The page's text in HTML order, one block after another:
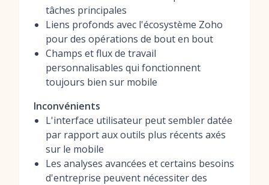
tâches principales
Liens profonds avec l'écosystème Zoho
pour des opérations de bout en bout
Champs et flux de travail
personnalisables qui fonctionnent
toujours bien sur mobile
Inconvénients
L'interface utilisateur peut sembler datée
par rapport aux outils plus récents axés
sur le mobile
Les analyses avancées et certains besoins
d'entreprise peuvent nécessiter des